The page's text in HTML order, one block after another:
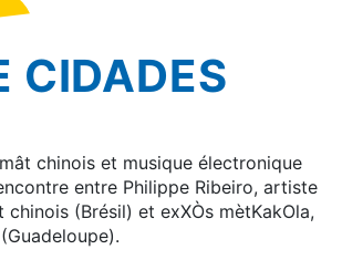
CIDADES
chinois et musique électronique
entre Philippe Ribeiro, artiste
(Brésil) et exXÒs mètKakOla,